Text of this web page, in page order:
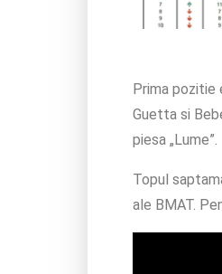
Prima pozitie
Guetta si
piesa „Lume”.
Topul
ale BMAT.